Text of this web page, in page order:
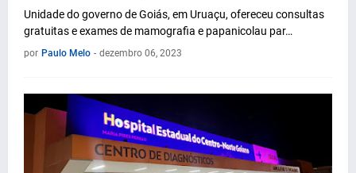
Unidade do governo de Goiás, em Uruaçu, ofereceu consultas
gratuitas e exames de mamografia e papanicolau par…
por Paulo Melo - dezembro 06, 2023